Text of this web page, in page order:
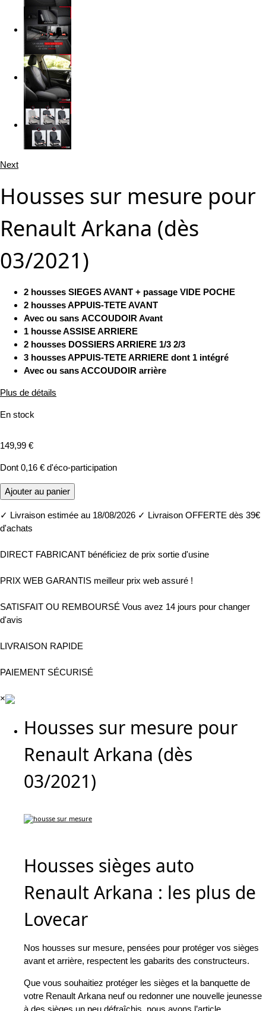
Next
Housses sur mesure pour
Renault Arkana (dès
03/2021)
2 housses SIEGES AVANT + passage VIDE POCHE
2 housses APPUIS-TETE AVANT
Avec ou sans ACCOUDOIR Avant
1 housse ASSISE ARRIERE
2 housses DOSSIERS ARRIERE 1/3 2/3
3 housses APPUIS-TETE ARRIERE dont 1 intégré
Avec ou sans ACCOUDOIR arrière
Plus de détails
En stock
149,99 €
Dont 0,16 € d'éco-participation
Ajouter au panier
✓ Livraison estimée au 18/08/2026 ✓ Livraison OFFERTE dès 39€
d'achats
DIRECT FABRICANT bénéficiez de prix sortie d'usine
PRIX WEB GARANTIS meilleur prix web assuré !
SATISFAIT OU REMBOURSÉ Vous avez 14 jours pour changer
d'avis
LIVRAISON RAPIDE
PAIEMENT SÉCURISÉ
×
Housses sur mesure pour
Renault Arkana (dès
03/2021)
Housses sièges auto
Renault Arkana : les plus de
Lovecar
Nos housses sur mesure, pensées pour protéger vos sièges
avant et arrière, respectent les gabarits des constructeurs.
Que vous souhaitiez protéger les sièges et la banquette de
votre Renault Arkana neuf ou redonner une nouvelle jeunesse